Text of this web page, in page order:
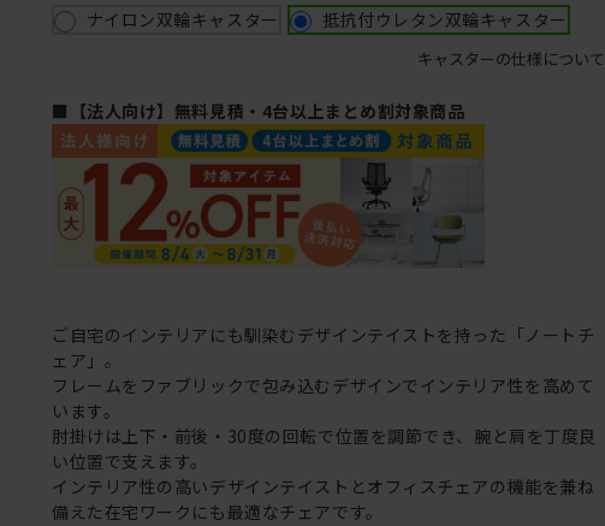
ナイロン双輪キャスター 抵抗付ウレタン双輪キャスター
キャスターの仕様について
■【法人向け】無料見積・4台以上まとめ割対象商品
ご自宅のインテリアにも馴染むデザインテイストを持った「ノートチ
ェア」。
フレームをファブリックで包み込むデザインでインテリア性を高めて
います。
肘掛けは上下・前後・30度の回転で位置を調節でき、腕と肩を丁度良
い位置で支えます。
インテリア性の高いデザインテイストとオフィスチェアの機能を兼ね
備えた在宅ワークにも最適なチェアです。